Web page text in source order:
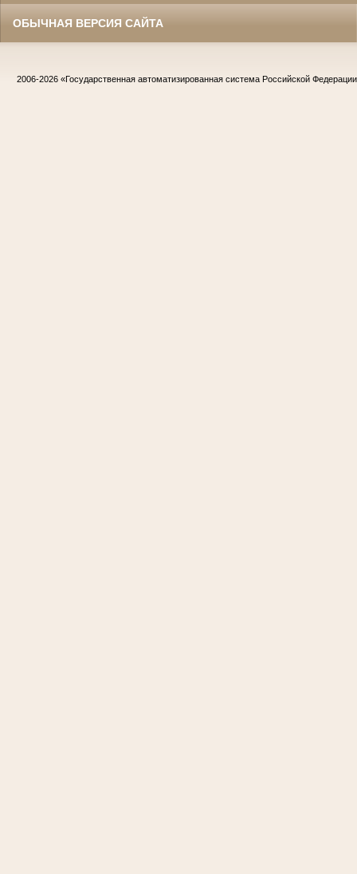
ОБЫЧНАЯ ВЕРСИЯ САЙТА
2006-2026 «Государственная автоматизированная система Российской